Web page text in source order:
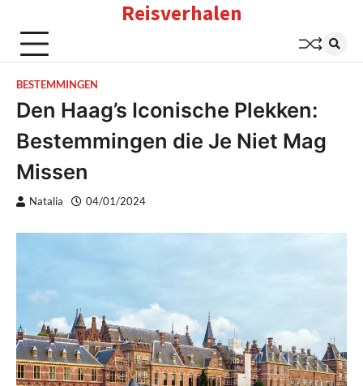
content
Reisverhalen
BESTEMMINGEN
Den Haag’s Iconische Plekken:
Bestemmingen die Je Niet Mag
Missen
Natalia 04/01/2024